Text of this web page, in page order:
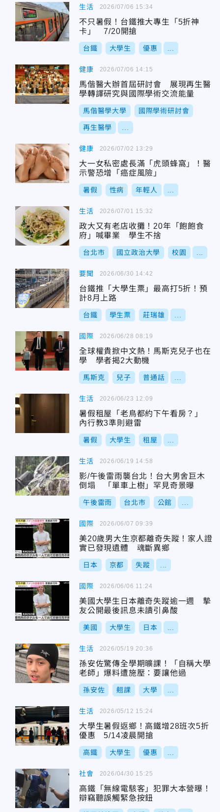
生活
不只暑假！台鐵推大專生「5折神
卡」 7/20開搶
台鐵 大學生 優惠
2026/07/06 15:34
健康
馬偕醫大辦首屆研討會 展現再生醫
學轉譯研究與國際學術交流能量
馬偕醫學大學 國際學術研討會
再生醫學
2026/07/06 14:15
健康
大一女私密處長滿「虎頭蜂窩」！醫
示警恐增「癌症風險」
暑假 性病 年輕人
2026/07/02 13:29
生活
政大又有老店收攤！20年「飽飽食
府」喊畢業 學生不捨
台北市 國立政治大學 校園
2026/07/01 15:32
要聞
台鐵推「大學生票」最高打5折！預
計8月上路
台鐵 學生票 莊瑞雄
2026/06/30 14:42
國際
全球權貴掀中文熱！馬斯克兒子也在
學 學者揭2大動機
馬斯克 兒子 普通話
2026/06/28 08:19
生活
暑假租屋「老鳥都約下午看房？」
內行教3準則避雷
暑假 大學生 租屋
2026/06/23 12:09
生活
影/午後雷雨襲台北！台大男舍巨木
倒塌 「單車上樹」罕見奇景曝
午後雷雨 台北市 公館
2026/06/19 14:58
國際
美20歲男大生京都離奇失蹤！家人證
實已發現遺體 魂斷異鄉
日本 京都 失蹤
2026/06/07 09:39
國際
美國大學生日本離奇失蹤逾一週 摯
友公開最後訊息未讀引鼻酸
美國 大學生 日本
2026/06/06 11:24
生活
孫安佐驚傳全學期曠課！「自稱大學
老師」爆料遭施壓：要讓他過
孫安佐 翹課 大學
2026/05/19 20:36
生活
大學生暑假返鄉！高鐵增28班次5折
優惠 5/14凌晨開搶
高鐵 大學生 優惠
2026/05/12 15:24
社會
高鐵「無線電駭客」犯罪大本營曝！
辯竊聽誤觸緊急按鈕
2026/04/30 15:25